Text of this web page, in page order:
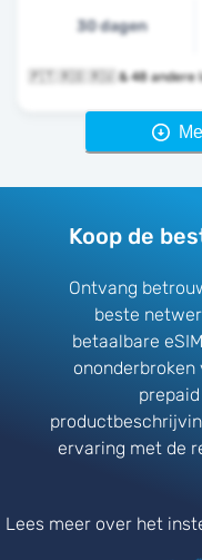
30 dagen
🇵🇹 🇷🇴 🇷🇺 & 48
Koop de
Ontvang
beste
betaalbare
ononderbroken
ervaring met de
Lees meer over het